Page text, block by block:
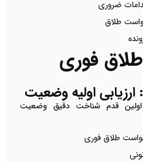
ضروری
طلاق
فوری
ارزیابی اولیه وضعیت
اولین قدم شناخت دقیق وضعیت
طلاق فوری